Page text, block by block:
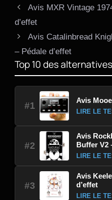
Avis MXR Vintage
d’effet
Avis Catalinbread
– Pédale d’effet
Top 10 des
#1
Avis
LIRE LE
#2
Avis
Buffer V2
LIRE LE
#3
Avis
d’effet
LIRE LE